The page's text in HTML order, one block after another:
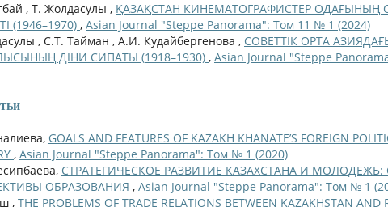
, Т. Жолдасулы , ҚАЗАҚСТАН КИНЕМАТОГРАФИСТЕР ОДАҒЫНЫҢ
(1946–1970) , Asian Journal "Steppe Panorama": Том 11 № 1 (2024)
, С.Т. Тайман , А.И. Кудайбергенова , СОВЕТТІК ОРТА
ДІНИ СИПАТЫ (1918–1930) , Asian Journal "Steppe
GOALS AND FEATURES OF KAZAKH KHANATE’S FOREIGN
, Asian Journal "Steppe Panorama": Том № 1 (2020)
СТРАТЕГИЧЕСКОЕ РАЗВИТИЕ КАЗАХСТАНА И
ОБРАЗОВАНИЯ , Asian Journal "Steppe Panorama": Том № 1
, THE PROBLEMS OF TRADE RELATIONS BETWEEN KAZAKHSTAN AND